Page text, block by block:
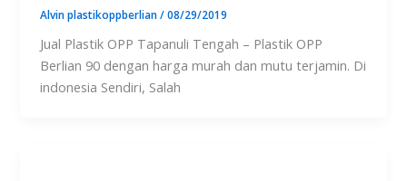
Alvin plastikoppberlian/08/29/2019
Jual Plastik OPP Tapanuli Tengah – Plastik OPP
Berlian 90 dengan harga murah dan mutu terjamin. Di
indonesia Sendiri, Salah